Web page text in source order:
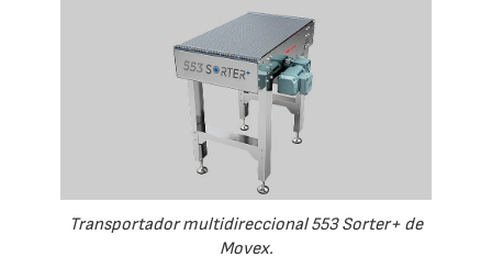
Transportador multidireccional 553 Sorter+ de
Movex.